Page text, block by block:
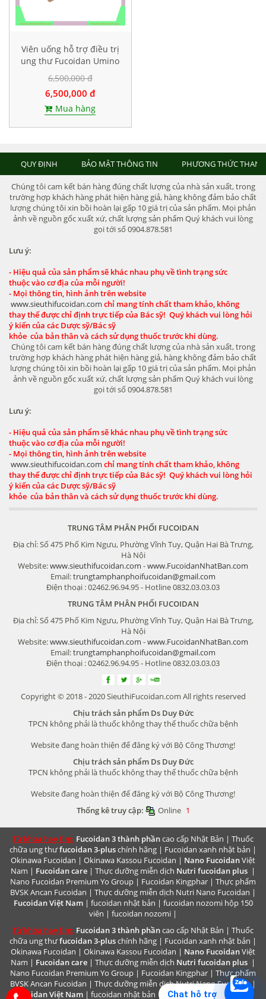
Chat hỗ trợ
Viên uống hỗ trợ điều trị
ung thư Fucoidan Umino
Takaramono, Hộp 130
viên
6,500,000 đ
6,500,000 đ
Mua hàng
QUY ĐỊNH BẢO MẬT THÔNG TIN PHƯƠNG THỨC
Chúng tôi cam kết bán hàng đúng chất lượng của nhà sản xuất, trong
trường hợp khách hàng phát hiện hàng giả, hàng không đảm bảo chất
lượng chúng tôi xin bồi hoàn lại gấp 10 giá trị của sản phẩm. Mọi phản
ảnh về nguồn gốc xuất xứ, chất lượng sản phẩm Quý khách vui lòng
gọi tới số 0904.878.581
Lưu ý:
- Hiệu quả của sản phẩm sẽ khác nhau phụ về tình trạng sức
thuộc vào cơ địa của mỗi người!
- Mọi thông tin, hình ảnh trên website
www.sieuthifucoidan.com chỉ mang tính chất tham khảo, không
thay thế được chỉ định trực tiếp của Bác sỹ! Quý khách vui lòng hỏi
ý kiến của các Dược sỹ/Bác sỹ
khỏe của bản thân và cách sử dụng thuốc trước khi dùng.
Chúng tôi cam kết bán hàng đúng chất lượng của nhà sản xuất, trong
trường hợp khách hàng phát hiện hàng giả, hàng không đảm bảo chất
lượng chúng tôi xin bồi hoàn lại gấp 10 giá trị của sản phẩm. Mọi phản
ảnh về nguồn gốc xuất xứ, chất lượng sản phẩm Quý khách vui lòng
gọi tới số 0904.878.581
Lưu ý:
- Hiệu quả của sản phẩm sẽ khác nhau phụ về tình trạng sức
thuộc vào cơ địa của mỗi người!
- Mọi thông tin, hình ảnh trên website
www.sieuthifucoidan.com chỉ mang tính chất tham khảo, không
thay thế được chỉ định trực tiếp của Bác sỹ! Quý khách vui lòng hỏi
ý kiến của các Dược sỹ/Bác sỹ
khỏe của bản thân và cách sử dụng thuốc trước khi dùng.
TRUNG TÂM PHÂN PHỐI FUCOIDAN
Địa chỉ: Số 475 Phố Kim Ngưu, Phường Vĩnh Tuy, Quận Hai Bà Trưng,
Hà Nội
Website:www.sieuthifucoidan.com -www.FucoidanNhatBan.com
Email:trungtamphanphoifucoidan@gmail.com
Điện thoại : 02462.96.94.95 - Hotline 0832.03.03.03
TRUNG TÂM PHÂN PHỐI FUCOIDAN
Địa chỉ: Số 475 Phố Kim Ngưu, Phường Vĩnh Tuy, Quận Hai Bà Trưng,
Hà Nội
Website:www.sieuthifucoidan.com -www.FucoidanNhatBan.com
Email:trungtamphanphoifucoidan@gmail.com
Điện thoại : 02462.96.94.95 - Hotline 0832.03.03.03
Copyright © 2018 - 2020 SieuthiFucoidan.com All rights reserved
Chịu trách sản phẩm Ds Duy Đức
TPCN không phải là thuốc không thay thế thuốc chữa bệnh
Website đang hoàn thiện để đăng ký với Bộ Công Thương!
Chịu trách sản phẩm Ds Duy Đức
TPCN không phải là thuốc không thay thế thuốc chữa bệnh
Website đang hoàn thiện để đăng ký với Bộ Công Thương!
Thống kê truy cập:
Online 1
Từ khóa hay tìm: Fucoidan 3 thành phầncao cấp Nhật Bản | Thuốc
chữa ung thưfucoidan 3-pluschính hãng | Fucoidan xanh nhật bản |
Okinawa Fucoidan | Okinawa Kassou Fucoidan | Nano FucoidanViệt
Nam | Fucoidan care | Thực dưỡng miễn dịch Nutri fucoidan plus |
Nano Fucoidan Premium Yo Group | Fucoidan Kingphar | Thực phẩm
BVSKAncan Fucoidan | Thực dưỡng miễn dịch Nutri Nano Fucoidan |
Fucoidan Việt Nam| fucoidan nhật bản | fucoidan nozomi hộp 150
viên | fucoidan nozomi |
Từ khóa hay tìm: Fucoidan 3 thành phầncao cấp Nhật Bản | Thuốc
chữa ung thưfucoidan 3-pluschính hãng | Fucoidan xanh nhật bản |
Okinawa Fucoidan | Okinawa Kassou Fucoidan | Nano FucoidanViệt
Nam | Fucoidan care | Thực dưỡng miễn dịch Nutri fucoidan plus |
Nano Fucoidan Premium Yo Group | Fucoidan Kingphar | Thực phẩm
BVSKAncan Fucoidan | Thực dưỡng miễn dịchNutri Nano Fucoidan|
Fucoidan Việt Nam| fucoidan nhật bản | fucoidan nozomi hộp 150